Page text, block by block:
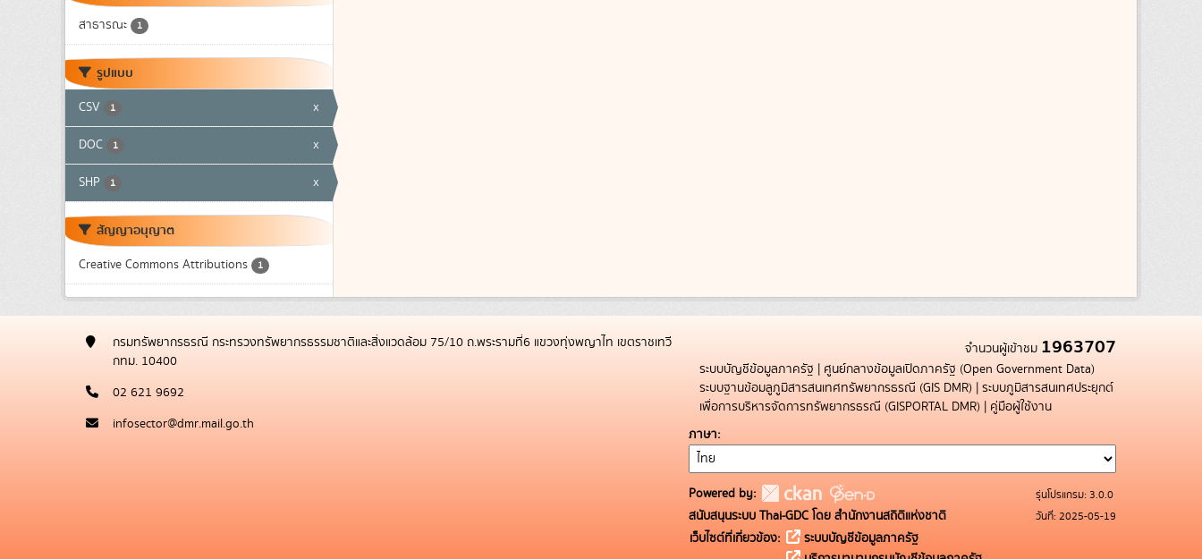
สาธารณะ 1
รูปแบบ
CSV 1 x
DOC 1 x
SHP 1 x
สัญญาอนุญาต
Creative Commons Attributions 1
กรมทรัพยากรธรณี กระทรวงทรัพยากรธรรมชาติและสิ่งแวดล้อม 75/10 ถ.พระรามที่6 แขวงทุ่งพญาไท เขตราชเทวี
กทม. 10400
02 621 9692
infosector@dmr.mail.go.th
จำนวนผู้เข้าชม 1963707
ระบบบัญชีข้อมูลภาครัฐ | ศูนย์กลางข้อมูลเปิดภาครัฐ (Open Government Data)
ระบบฐานข้อมลูภูมิสารสนเทศทรัพยากรธรณี (GIS DMR) | ระบบภูมิสารสนเทศประยุกต์
เพื่อการบริหารจัดการทรัพยากรธรณี (GISPORTAL DMR) | คู่มือผู้ใช้งาน
ภาษา
Powered by:
สนับสนุนระบบ Thai-GDC โดย สำนักงานสถิติแห่งชาติ
เว็บไซต์ที่เกี่ยวข้อง:
ระบบบัญชีข้อมูลภาครัฐ
รุ่นโปรแกรม: 3.0.0
วันที่: 2025-05-19